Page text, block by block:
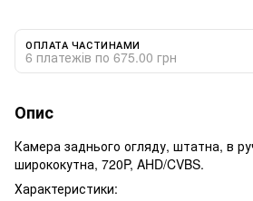
ОПЛАТА ЧАСТИНАМИ
6 платежів по 675.00 грн
Опис
Камера заднього огляду, штатна, в
ширококутна, 720P, AHD/CVBS.
Характеристики: